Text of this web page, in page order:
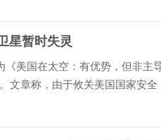
星暂时失灵
《美国在太空：有优势，但非主
文章称，由于攸关美国国家安全